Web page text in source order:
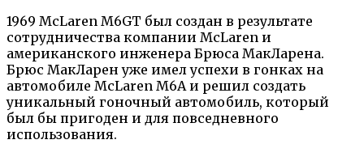
1969 McLaren M6GT был создан в результате
сотрудничества компании McLaren и
американского инженера Брюса МакЛарена.
Брюс МакЛарен уже имел успехи в гонках на
автомобиле McLaren M6A и решил создать
уникальный гоночный автомобиль, который
был бы пригоден и для повседневного
использования.